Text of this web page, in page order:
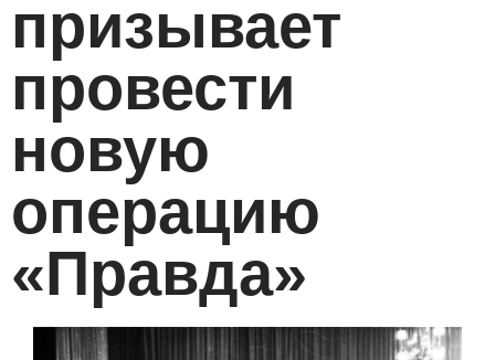
призывает
провести
новую
операцию
«Правда»